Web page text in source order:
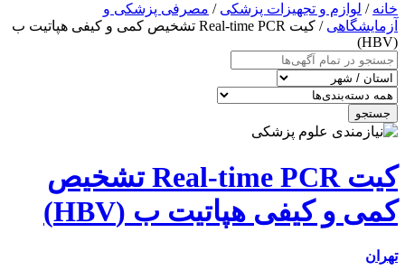
خانه/ لوازم و تجهیزات پزشکی / مصرفی پزشکی و
آزمایشگاهی
/ کیت Real-time PCR تشخیص کمی و کیفی هپاتیت ب
(HBV)
جستجو
کیت Real-time PCR تشخیص
کمی و کیفی هپاتیت ب (HBV)
تهران